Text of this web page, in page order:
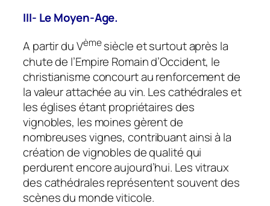
III- Le Moyen-Age.
A partir du Vèmesiècle et surtout après la
chute de l’Empire Romain d’Occident, le
christianisme concourt au renforcement de
la valeur attachée au vin. Les cathédrales et
les églises étant propriétaires des
vignobles, les moines gèrent de
nombreuses vignes, contribuant ainsi à la
création de vignobles de qualité qui
perdurent encore aujourd’hui. Les vitraux
des cathédrales représentent souvent des
scènes du monde viticole.